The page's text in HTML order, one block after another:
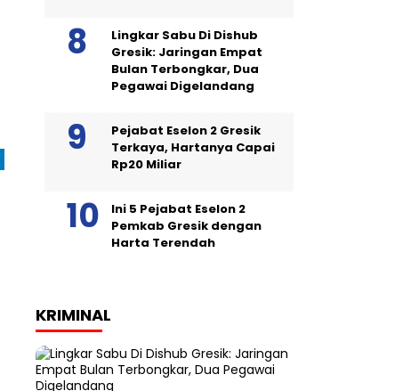
Lingkar Sabu Di Dishub
Gresik: Jaringan Empat
Bulan Terbongkar, Dua
Pegawai Digelandang
Pejabat Eselon 2 Gresik
Terkaya, Hartanya Capai
Rp20 Miliar
Ini 5 Pejabat Eselon 2
Pemkab Gresik dengan
Harta Terendah
KRIMINAL